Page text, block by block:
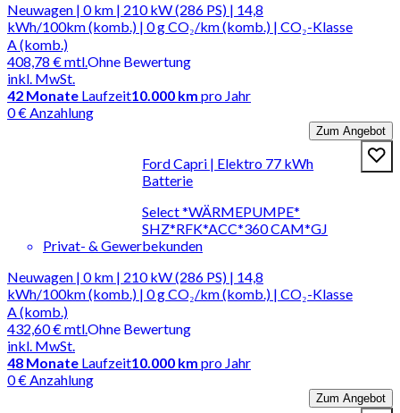
Neuwagen | 0 km | 210 kW (286 PS) | 14,8
kWh/100km (komb.) | 0 g CO₂/km (komb.) | CO₂-Klasse
A (komb.)
408,78 €mtl.
inkl. MwSt.
Ohne Bewertung
42 Monate Laufzeit10.000 km pro Jahr
0 € Anzahlung
Zum Angebot
Ford Capri | Elektro 77 kWh
Batterie
Select *WÄRMEPUMPE*
SHZ*RFK*ACC*360 CAM*GJ
Privat- & Gewerbekunden
Neuwagen | 0 km | 210 kW (286 PS) | 14,8
kWh/100km (komb.) | 0 g CO₂/km (komb.) | CO₂-Klasse
A (komb.)
432,60 €mtl.
inkl. MwSt.
Ohne Bewertung
48 Monate Laufzeit10.000 km pro Jahr
0 € Anzahlung
Zum Angebot